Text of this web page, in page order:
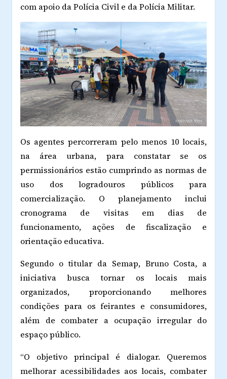
com apoio da Polícia Civil e da Polícia Militar.
Os agentes percorreram pelo menos 10 locais,
na área urbana, para constatar se os
permissionários estão cumprindo as normas de
uso dos logradouros públicos para
comercialização. O planejamento inclui
cronograma de visitas em dias de
funcionamento, ações de fiscalização e
orientação educativa.
Segundo o titular da Semap, Bruno Costa, a
iniciativa busca tornar os locais mais
organizados, proporcionando melhores
condições para os feirantes e consumidores,
além de combater a ocupação irregular do
espaço público.
“O objetivo principal é dialogar. Queremos
melhorar acessibilidades aos locais, combater